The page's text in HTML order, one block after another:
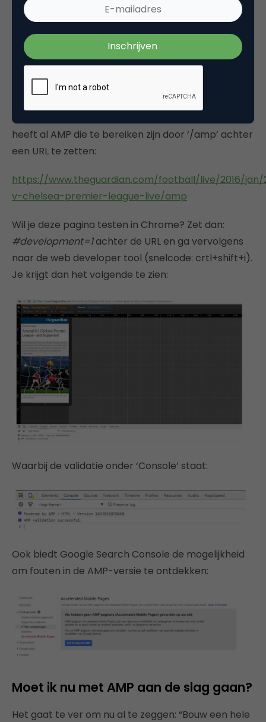
van een AMP-versie van een pagina of heb je via
een CMS een plug-in gevonden die een AMP-versie
creëert en wil je deze testen? Dan kan dat via de
Web Developers Tool in Chrome.
Het enige wat je moet doen voor je deze tool gaat
gebruiken, is een stukje code aan de URL toevoegen.
Een goed voorbeeld: de website van The Guardian
heeft al AMP die te bereiken zijn door ‘/amp’ achter
een URL te zetten:
https://www.theguardian.com/football/live/2016/
v-chelsea-premier-league-live/amp
Wil je deze pagina testen in Chrome? Zet dan:
#development=1achter de URL en ga vervolgens
naar de web developer tool (snelcode: crtl+shift+i).
Je krijgt dan het volgende te zien:
Waarbij de validatie onder ‘Console’ staat:
Ook biedt Google Search Console de mogelijkheid
om fouten in de AMP-versie te ontdekken:
Moet ik nu met AMP aan de slag gaan?
Het gaat te ver om nu al te zeggen: “Bouw een hele